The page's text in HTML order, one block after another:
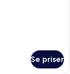
Se priser